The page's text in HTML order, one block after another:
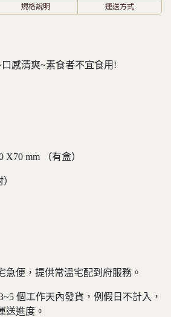
規格說明 運送方式
感清爽~素食者不宜食用!
mm （有盒）
急便，提供常溫宅配到府服務。
個工作天內發貨，例假日不計入，
送進度。